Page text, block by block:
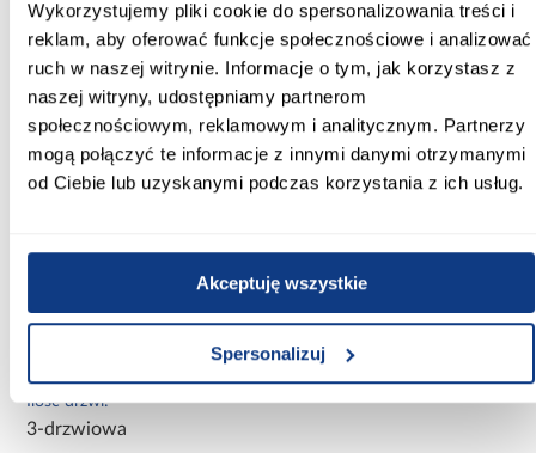
Wykorzystujemy pliki cookie do spersonalizowania treści i
reklam, aby oferować funkcje społecznościowe i analizować
ruch w naszej witrynie. Informacje o tym, jak korzystasz z
naszej witryny, udostępniamy partnerom
społecznościowym, reklamowym i analitycznym. Partnerzy
mogą połączyć te informacje z innymi danymi otrzymanymi
od Ciebie lub uzyskanymi podczas korzystania z ich usług.
Akceptuję wszystkie
Spersonalizuj
Wysokość [cm]:
245.50
Kolor korpusu:
biały
Lustro:
Ilość drzwi:
3-drzwiowa